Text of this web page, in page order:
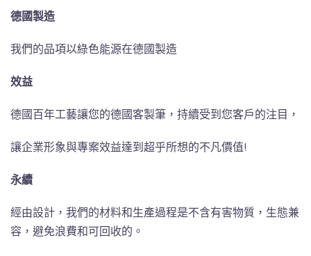
德國製造
我們的品項以綠色能源在德國製造
效益
德國百年工藝讓您的德國客製筆，持續受到您客戶的注目，
讓企業形象與專案效益達到超乎所想的不凡價值!
永續
經由設計，我們的材料和生產過程是不含有害物質，生態兼
容，避免浪費和可回收的。